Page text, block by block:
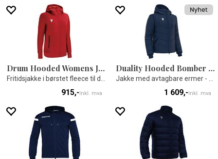
Drum Hooded Womens Jacket
915,-Inkl. mva
Duality Hooded Bomber Jacket
1 609,-Inkl. mva